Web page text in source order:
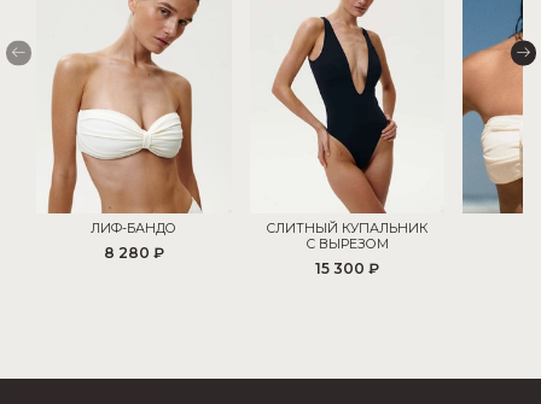
ЛИФ-БАНДО
8 280 ₽
СЛИТНЫЙ КУПАЛЬНИК
С ВЫРЕЗОМ
15 300 ₽